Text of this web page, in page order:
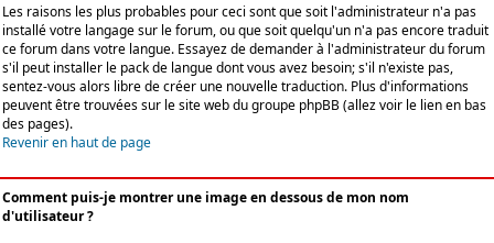
Les raisons les plus probables pour ceci sont que soit l'administrateur n'a pas
installé votre langage sur le forum, ou que soit quelqu'un n'a pas encore traduit
ce forum dans votre langue. Essayez de demander à l'administrateur du forum
s'il peut installer le pack de langue dont vous avez besoin; s'il n'existe pas,
sentez-vous alors libre de créer une nouvelle traduction. Plus d'informations
peuvent être trouvées sur le site web du groupe phpBB (allez voir le lien en bas
des pages).
Revenir en haut de page
Comment puis-je montrer une image en dessous de mon nom
d'utilisateur ?